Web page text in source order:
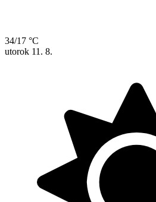
34/17 °C
utorok 11. 8.